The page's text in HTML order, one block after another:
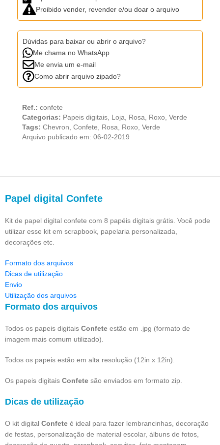
Proibido vender, revender e/ou doar o arquivo
Dúvidas para baixar ou abrir o arquivo?
Me chama no WhatsApp
Me envia um e-mail
Como abrir arquivo zipado?
Ref.: confete
Categorias: Papeis digitais Loja Rosa Roxo Verde
Tags: Chevron Confete Rosa Roxo Verde
Arquivo publicado em: 06-02-2019
Papel digital Confete
Kit de papel digital confete com 8 papéis digitais grátis. Você pode
utilizar esse kit em scrapbook, papelaria personalizada,
decorações etc.
Formato dos arquivos
Dicas de utilização
Envio
Utilização dos arquivos
Formato dos arquivos
Todos os papeis digitais Confete estão em .jpg (formato de
imagem mais comum utilizado).
Todos os papeis estão em alta resolução (12in x 12in).
Os papeis digitais Confete são enviados em formato zip.
Dicas de utilização
O kit digital Confete é ideal para fazer lembrancinhas, decoração
de festas, personalização de material escolar, álbuns de fotos,